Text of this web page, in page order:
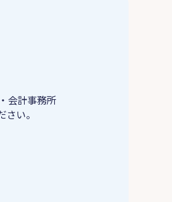
会計事務所
い。